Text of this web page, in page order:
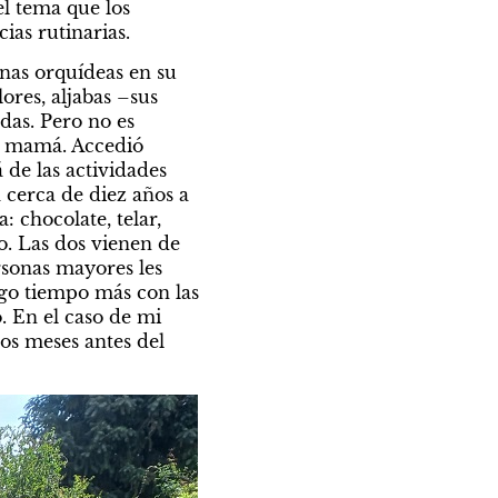
tema que los
rutinarias.
orquídeas en su
aljabas –sus
Pero no es
Accedió
las actividades
de diez años a
chocolate, telar,
Las dos vienen de
mayores les
tiempo más con las
En el caso de mi
meses antes del